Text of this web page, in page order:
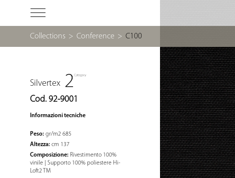
Collections > Conference > C100
Silvertex
Cod. 92-9001
Informazioni tecniche
Peso: gr/m2 685
Altezza: cm 137
Composizione: Rivestimento 100%
vinile | Supporto 100% poliestere Hi-
Loft2 TM